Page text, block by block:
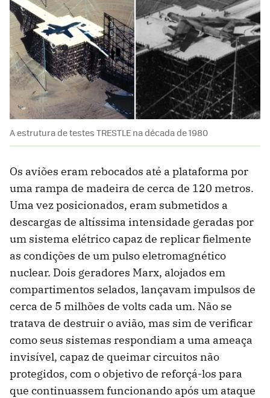
A estrutura de testes TRESTLE na década de 1980
Os aviões eram rebocados até a plataforma por
uma rampa de madeira de cerca de 120 metros.
Uma vez posicionados, eram submetidos a
descargas de altíssima intensidade geradas por
um sistema elétrico capaz de replicar fielmente
as condições de um pulso eletromagnético
nuclear. Dois geradores Marx, alojados em
compartimentos selados, lançavam impulsos de
cerca de 5 milhões de volts cada um. Não se
tratava de destruir o avião, mas sim de verificar
como seus sistemas respondiam a uma ameaça
invisível, capaz de queimar circuitos não
protegidos, com o objetivo de reforçá-los para
que continuassem funcionando após um ataque